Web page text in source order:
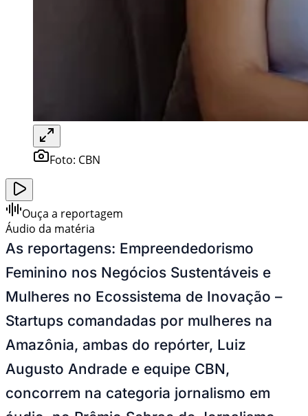
Foto: CBN
Ouça a reportagem
Áudio da matéria
As reportagens: Empreendedorismo
Feminino nos Negócios Sustentáveis e
Mulheres no Ecossistema de Inovação –
Startups comandadas por mulheres na
Amazônia, ambas do repórter, Luiz
Augusto Andrade e equipe CBN,
concorrem na categoria jornalismo em